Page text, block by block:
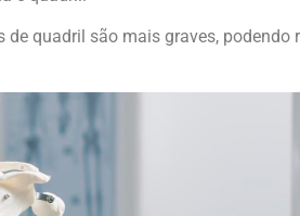
de quadril são mais graves, podendo